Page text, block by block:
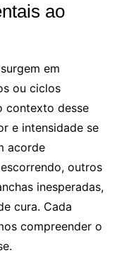
ao
em
ou ciclos
contexto desse
e intensidade se
acorde
outros
inesperadas,
cura. Cada
compreender o